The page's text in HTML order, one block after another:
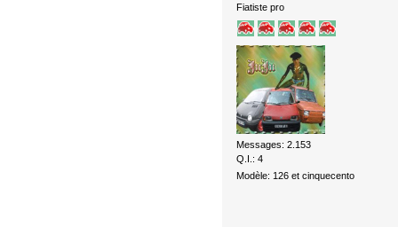
Fiatiste pro
Messages: 2.153
Q.I.: 4
Modèle: 126 et cinquecento